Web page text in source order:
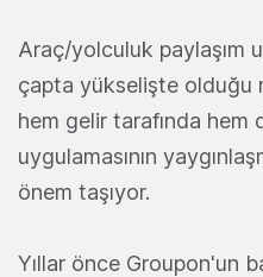
Araç/yolculuk paylaşım
çapta yükselişte olduğu
hem gelir tarafında hem
uygulamasının
önem taşıyor.
Yıllar önce Groupon'un